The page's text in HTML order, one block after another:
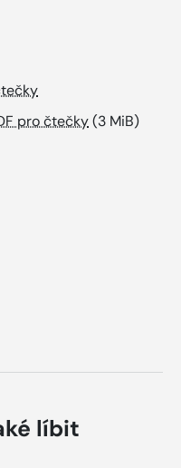
pro čtečky(3 MiB)
líbit